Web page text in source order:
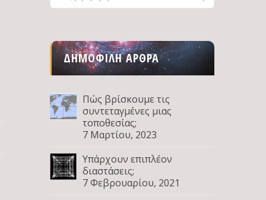
ΔΗΜΟΦΙΛΉ ΆΡΘΡΑ
Πώς βρίσκουμε τις
συντεταγμένες μιας
τοποθεσίας;
7 Μαρτίου, 2023
Υπάρχουν επιπλέον
διαστάσεις;
7 Φεβρουαρίου, 2021